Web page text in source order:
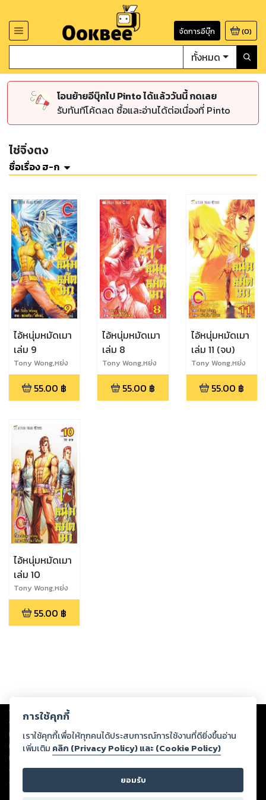
จัดการอีบุ๊ก (0)
ทั้งหมด
โอนย้ายอีบุ๊กไป Pinto ได้แล้ววันนี้ กดเลย
รับทันทีโค้ดลด ซื้อและอ่านได้ต่อเนื่องที่ Pinto
ไช่จิ่งตง
ชื่อเรื่อง ฮ-ก
ไอ้หนุ่มหมัดเมา
เล่ม 9
Tony Wong,หย่ง
เหริน,ไช่จิ่งตง
55.00 ฿
ไอ้หนุ่มหมัดเมา
เล่ม 8
Tony Wong,หย่ง
เหริน,ไช่จิ่งตง
55.00 ฿
ไอ้หนุ่มหมัดเมา
เล่ม 11 (จบ)
Tony Wong,หย่ง
เหริน,ไช่จิ่งตง
55.00 ฿
ไอ้หนุ่มหมัดเมา
เล่ม 10
Tony Wong,หย่ง
เหริน,ไช่จิ่งตง
55.00 ฿
Copyright © 2026
ต่อผลงานหรือเนื้อหาใดที่อัปโหลดผ่านเว็บไซต์และปรากฏว่าละเมิดสิทธิใน
ทรัพย์สินทางปัญญาของบุคคลอื่นหรือขัดต่อกฎหมายและศีลธรรม ดังนั้น ผู้อ่าน
ทุกท่านโปรดใช้วิจารณญาณในการกลั่นกรองด้วยตนเอง และหากท่านพบว่าส่วน
หนึ่งส่วนใดขัดต่อกฎหมายและศีลธรรม กรุณาแจ้งมายังบริษัท เพื่อทีมงานจะได้
ดำเนินการในทันที ทั้งนี้ ทางสตอรี่ล็อกขอสงวนลิขสิทธิ์ตามพระราชบัญญัติ
ลิขสิทธิ์ พ.ศ. 2537 (ฉบับล่าสุด)
การใช้คุกกี้
เราใช้คุกกี้เพื่อให้ทุกคนได้ประสบการณ์การใช้งานที่ดียิ่งขึ้นอ่าน
เพิ่มเติม คลิก (Privacy Policy) และ (Cookie Policy)
ยอมรับ